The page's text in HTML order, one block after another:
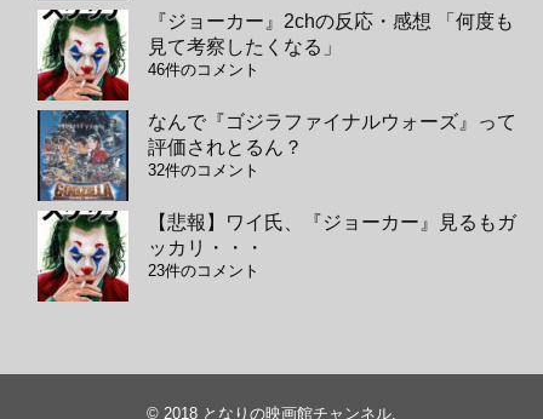
『ジョーカー』2chの反応・感想 「何度も
見て考察したくなる」
46件のコメント
なんで『ゴジラファイナルウォーズ』って
評価されとるん？
32件のコメント
【悲報】ワイ氏、『ジョーカー』見るもガ
ッカリ・・・
23件のコメント
© 2018 となりの映画館チャンネル.